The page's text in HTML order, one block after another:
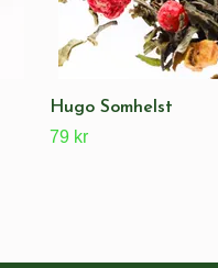
Hugo Somhelst
79 kr